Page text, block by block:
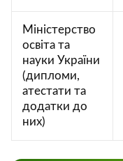
Міністерство
освіта та
науки України
(дипломи,
атестати та
додатки до
них)